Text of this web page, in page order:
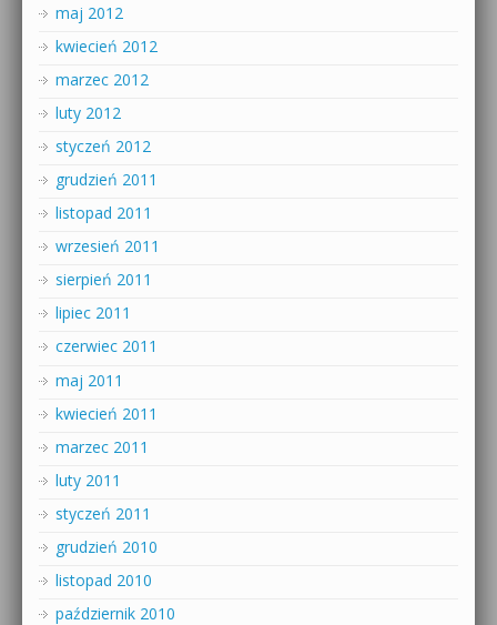
maj 2012
kwiecień 2012
marzec 2012
luty 2012
styczeń 2012
grudzień 2011
listopad 2011
wrzesień 2011
sierpień 2011
lipiec 2011
czerwiec 2011
maj 2011
kwiecień 2011
marzec 2011
luty 2011
styczeń 2011
grudzień 2010
listopad 2010
październik 2010